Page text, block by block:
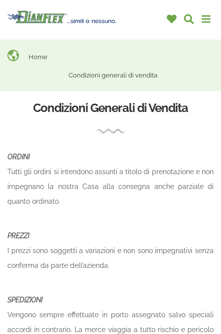
Home
Condizioni generali di vendita
Condizioni Generali di Vendita
ORDINI
Tutti gli ordini si intendono assunti a titolo di prenotazione e non
impegnano la nostra Casa alla consegna anche parziale di
quanto ordinato.
PREZZI
I prezzi sono soggetti a variazioni e non sono impegnativi senza
conferma da parte dell’azienda.
SPEDIZIONI
Vengono sempre effettuate in porto assegnato salvo speciali
accordi in contrario. La merce viaggia a tutto rischio e pericolo